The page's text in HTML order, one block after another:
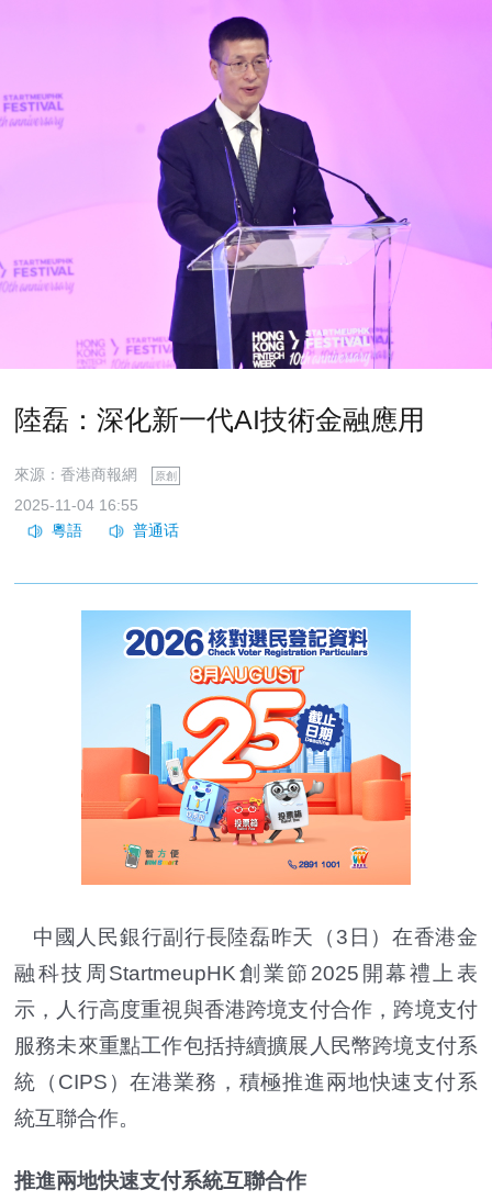
陸磊：深化新一代AI技術金融應用
來源：香港商報網 原創
2025-11-04 16:55
中國人民銀行副行長陸磊昨天（3日）在香港金
融科技周StartmeupHK創業節2025開幕禮上表
示，人行高度重視與香港跨境支付合作，跨境支付
服務未來重點工作包括持續擴展人民幣跨境支付系
統（CIPS）在港業務，積極推進兩地快速支付系
統互聯合作。
推進兩地快速支付系統互聯合作